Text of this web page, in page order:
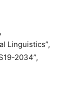
Linguistics”,
2034”,